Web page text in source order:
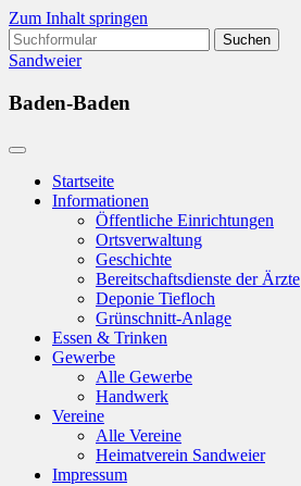
Zum Inhalt springen
Suchen
nach:
Sandweier
Baden-Baden
Startseite
Informationen
Öffentliche Einrichtungen
Ortsverwaltung
Geschichte
Bereitschaftsdienste der Ärzte
Deponie Tiefloch
Grünschnitt-Anlage
Essen & Trinken
Gewerbe
Alle Gewerbe
Handwerk
Vereine
Alle Vereine
Heimatverein Sandweier
Impressum